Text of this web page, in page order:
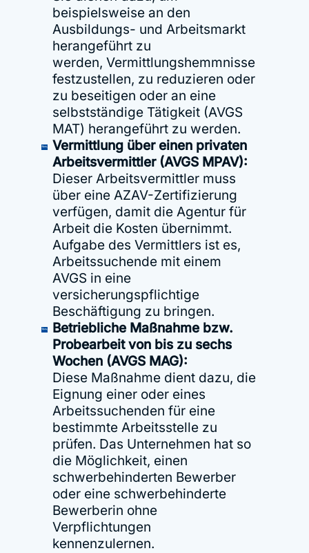
beispielsweise an den
Ausbildungs- und Arbeitsmarkt
herangeführt zu
werden, Vermittlungshemmnisse
festzustellen, zu reduzieren oder
zu beseitigen oder an eine
selbstständige Tätigkeit (AVGS
MAT) herangeführt zu werden.
Vermittlung über einen privaten
Arbeitsvermittler (AVGS MPAV):
Dieser Arbeitsvermittler muss
über eine AZAV-Zertifizierung
verfügen, damit die Agentur für
Arbeit die Kosten übernimmt.
Aufgabe des Vermittlers ist es,
Arbeitssuchende mit einem
AVGS in eine
versicherungspflichtige
Beschäftigung zu bringen.
Betriebliche Maßnahme bzw.
Probearbeit von bis zu sechs
Wochen (AVGS MAG):
Diese Maßnahme dient dazu, die
Eignung einer oder eines
Arbeitssuchenden für eine
bestimmte Arbeitsstelle zu
prüfen. Das Unternehmen hat so
die Möglichkeit, einen
schwerbehinderten Bewerber
oder eine schwerbehinderte
Bewerberin ohne
Verpflichtungen
kennenzulernen.